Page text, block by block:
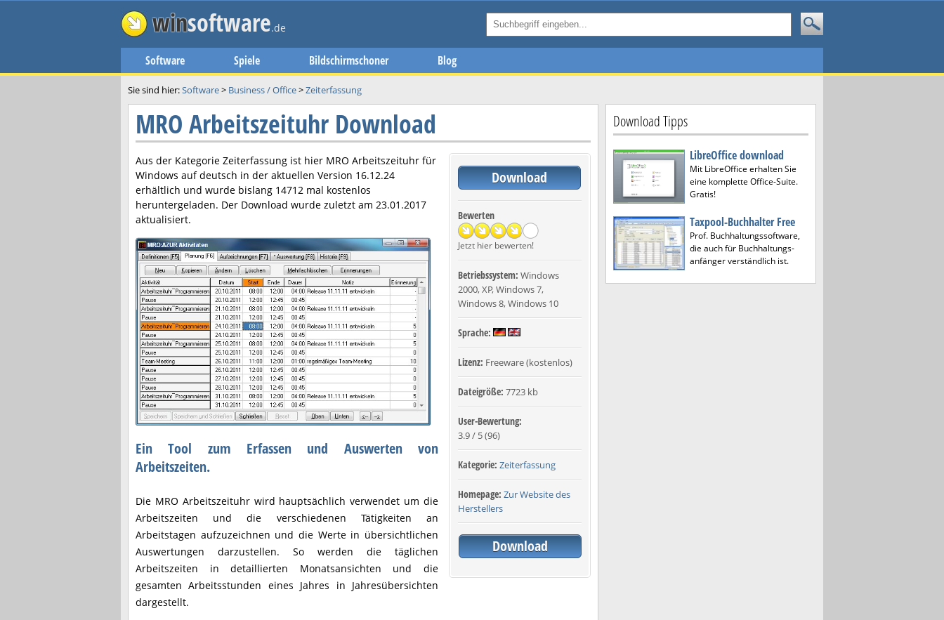
winsoftware.de
Software Spiele Bildschirmschoner Blog
Sie sind hier:Software> Business / Office>Zeiterfassung
MRO Arbeitszeituhr Download
Aus der Kategorie Zeiterfassung ist hier MRO Arbeitszeituhr für
Windows auf deutsch in der aktuellen Version 16.12.24
erhältlich und wurde bislang 14712 mal kostenlos
heruntergeladen. Der Download wurde zuletzt am 23.01.2017
aktualisiert.
Download
Bewerten
Jetzt hier bewerten!
Betriebssystem: Windows
2000, XP, Windows 7,
Windows 8, Windows 10
Sprache:
Lizenz: Freeware (kostenlos)
Dateigröße: 7723 kb
User-Bewertung:
3.9/ 5(96)
Kategorie: Zeiterfassung
Homepage: Zur Website des
Herstellers
Download
Ein Tool zum Erfassen und Auswerten von
Arbeitszeiten.
Die MRO Arbeitszeituhr wird hauptsächlich verwendet um die
Arbeitszeiten und die verschiedenen Tätigkeiten an
Arbeitstagen aufzuzeichnen und die Werte in übersichtlichen
Auswertungen darzustellen. So werden die täglichen
Arbeitszeiten in detaillierten Monatsansichten und die
gesamten Arbeitsstunden eines Jahres in Jahresübersichten
dargestellt.
Download Tipps
LibreOffice download
Mit LibreOffice erhalten Sie
eine komplette Office-Suite.
Gratis!
Taxpool-Buchhalter Free
Prof. Buchhaltungssoftware,
die auch für Buchhaltungs-
anfänger verständlich ist.